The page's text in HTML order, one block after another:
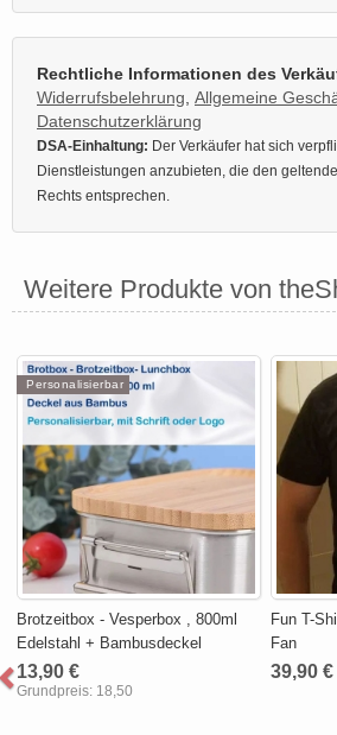
Rechtliche Informationen des
Widerrufsbelehrung, Allgemeine
Datenschutzerklärung
DSA-Einhaltung: Der Verkäufer hat sich
Dienstleistungen anzubieten, die den
Rechts entsprechen.
Weitere Produkte von
Personalisierbar
Brotzeitbox - Vesperbox , 800ml
Edelstahl + Bambusdeckel
13,90 €
Grundpreis: 18,50
Fun T-
Fan
39,90 €